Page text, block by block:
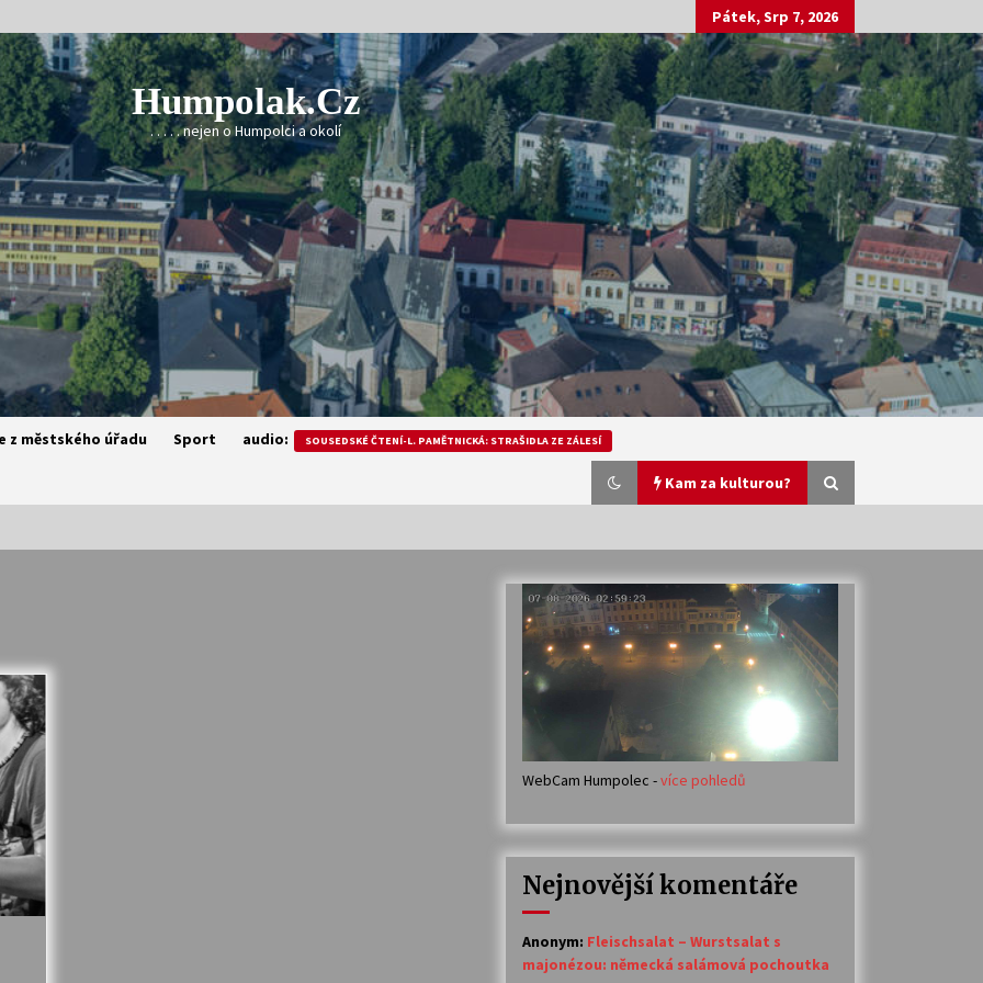
Pátek, Srp 7, 2026
Humpolak.cz
. . . . . nejen o Humpolci a okolí
z městského úřadu Sport audio: SOUSEDSKÉ ČTENÍ-L. PAMĚTNICKÁ: STRAŠIDLA ZE ZÁLESÍ
Kam za kulturou?
Veselí muzikanti
30. 7. 2026
Votavžatský ploty
23. 7. 2026
14. 7. 2026
30. 6. 2026
WebCam Humpolec -více pohledů
Nejnovější komentáře
Anonym: Fleischsalat – Wurstsalat s
majonézou: německá salámová pochoutka